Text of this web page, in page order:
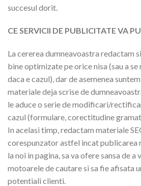
succesul dorit.
CE SERVICII DE PUBLICITATE VA
La cererea dumneavoastra redactam
bine optimizate pe orice nisa (sau a se
daca e cazul), dar de asemenea
materiale deja scrise de
le aduce o serie de modificari/
cazul (formulare, corectitudine
In acelasi timp, redactam materiale
corespunzator astfel incat publicarea
la noi in pagina, sa va ofere sansa de
motoarele de cautare si sa fie afisata
potentiali clienti.